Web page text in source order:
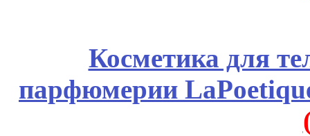
Косметика для
парфюмерии